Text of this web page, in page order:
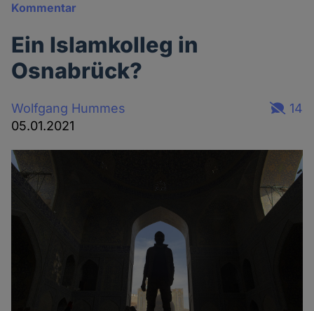
Kommentar
Ein Islamkolleg in
Osnabrück?
Wolfgang Hummes
05.01.2021
14